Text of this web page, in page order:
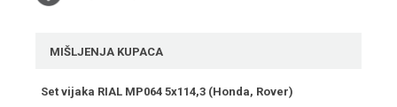
MIŠLJENJA KUPACA
Set vijaka RIAL MP064 5x114,3 (Honda, Rover)